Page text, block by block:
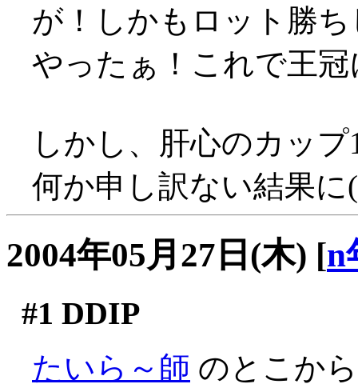
が！しかもロット勝
やったぁ！これで王
しかし、肝心のカッ
何か申し訳ない結果に
2004年05月27日(木) [n
#1 DDIP
たいら～師 のとこか